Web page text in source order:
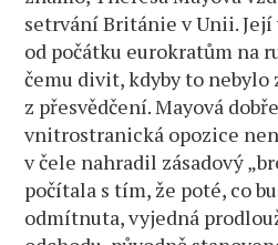
setrvání Británie v Unii.
od počátku eurokratům na
čemu divit, kdyby to nebylo
z přesvědčení. Mayová
vnitrostranická opozice
v čele nahradil zásadový
počítala s tím, že poté, co
odmítnuta, vyjedná